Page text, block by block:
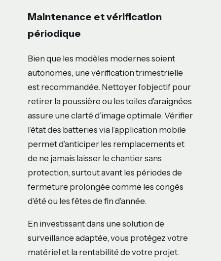
Maintenance et vérification
périodique
Bien que les modèles modernes soient
autonomes, une vérification trimestrielle
est recommandée. Nettoyer l’objectif pour
retirer la poussière ou les toiles d’araignées
assure une clarté d’image optimale. Vérifier
l’état des batteries via l’application mobile
permet d’anticiper les remplacements et
de ne jamais laisser le chantier sans
protection, surtout avant les périodes de
fermeture prolongée comme les congés
d’été ou les fêtes de fin d’année.
En investissant dans une solution de
surveillance adaptée, vous protégez votre
matériel et la rentabilité de votre projet.